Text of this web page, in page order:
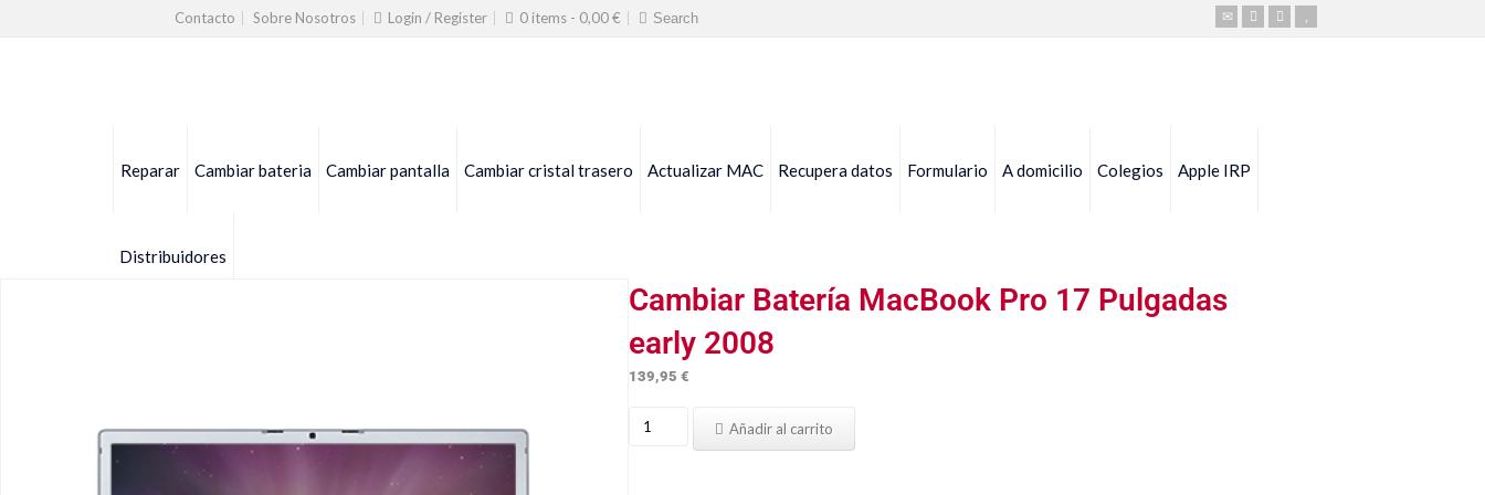
Contacto Sobre Nosotros Login / Register 0 items - 0,00€
Reparar Cambiar bateria Cambiar pantalla Cambiar cristal trasero Actualizar MAC Recupera datos Formulario A domicilio Colegios Apple IRP
Distribuidores
Cambiar Batería MacBook Pro 17 Pulgadas
early 2008
139,95€
Cambiar
Añadir al carrito